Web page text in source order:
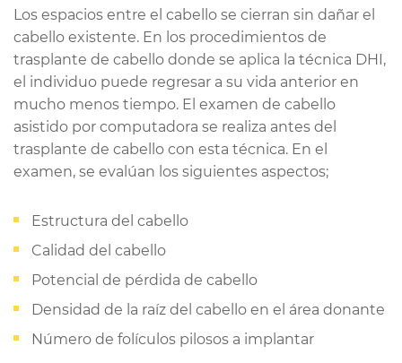
Los espacios entre el cabello se cierran sin dañar el
cabello existente. En los procedimientos de
trasplante de cabello donde se aplica la técnica DHI,
el individuo puede regresar a su vida anterior en
mucho menos tiempo. El examen de cabello
asistido por computadora se realiza antes del
trasplante de cabello con esta técnica. En el
examen, se evalúan los siguientes aspectos;
Estructura del cabello
Calidad del cabello
Potencial de pérdida de cabello
Densidad de la raíz del cabello en el área donante
Número de folículos pilosos a implantar